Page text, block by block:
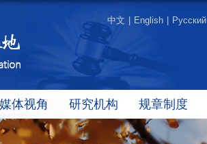
中文 English Русский
媒体视角 研究机构 规章制度